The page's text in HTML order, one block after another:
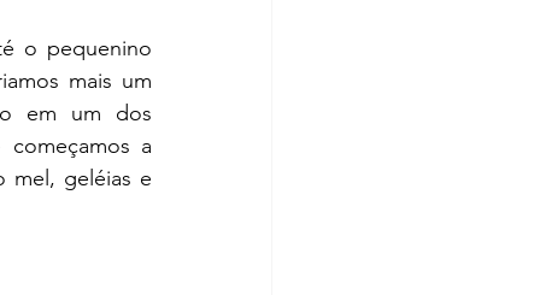
o pequenino
mais um
em um dos
a
mel, geléias e